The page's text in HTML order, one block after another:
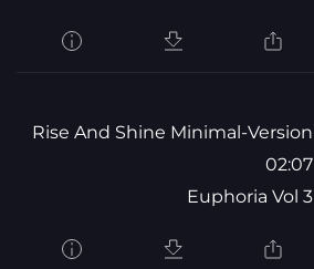
Rise And Shine Minimal-Version
02:07
Euphoria Vol 3